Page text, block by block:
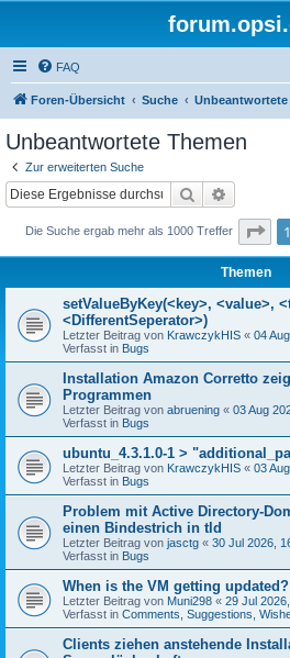
FAQ
Foren-Übersicht Suche Unbeantwortete
Unbeantwortete Themen
Zur erweiterten Suche
Suche
Die Suche ergab mehr als 1000 Treffer 1
Themen
setValueByKey(<key>, <value>,
<DifferentSeperator>)
Letzter Beitrag von KrawczykHIS « 04
Verfasst in Bugs
Installation Amazon Corretto
Programmen
Letzter Beitrag von abruening « 03 Aug
Verfasst in Bugs
ubuntu_4.3.1.0-1 >
Letzter Beitrag von KrawczykHIS « 03
Verfasst in Bugs
Problem mit Active Directory-
einen Bindestrich in tld
Letzter Beitrag von jasctg « 30 Jul 2026,
Verfasst in Bugs
When is the VM getting updated?
Letzter Beitrag von Muni298 « 29 Jul
Verfasst in Comments, Suggestions,
Clients ziehen anstehende